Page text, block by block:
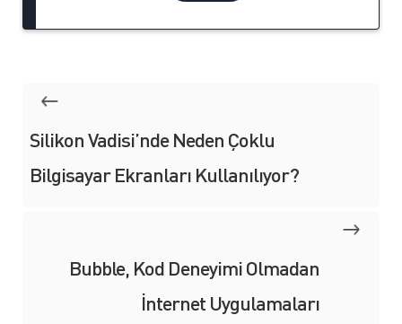
Silikon Vadisi’nde Neden Çoklu
Bilgisayar Ekranları Kullanılıyor?
Bubble, Kod Deneyimi Olmadan
İnternet Uygulamaları